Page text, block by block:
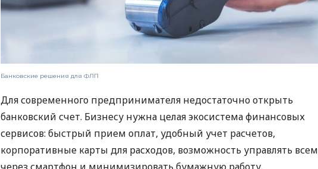
Банковские решения для ФЛП
Для современного предпринимателя недостаточно открыть
банковский счет. Бизнесу нужна целая экосистема финансовых
сервисов: быстрый прием оплат, удобный учет расчетов,
корпоративные карты для расходов, возможность управлять всем